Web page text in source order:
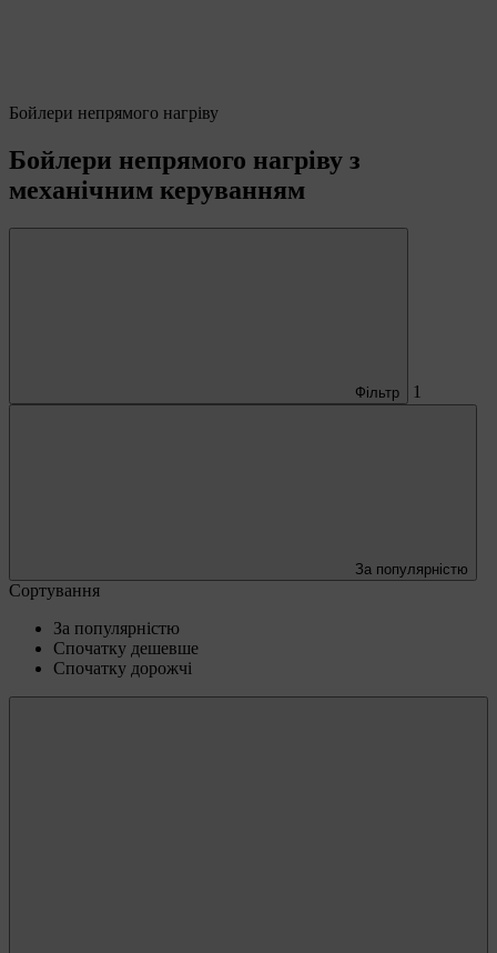
Бойлери непрямого нагріву
Бойлери непрямого нагріву з
механічним керуванням
Фільтр 1
За популярністю
Сортування
За популярністю
Спочатку дешевше
Спочатку дорожчі